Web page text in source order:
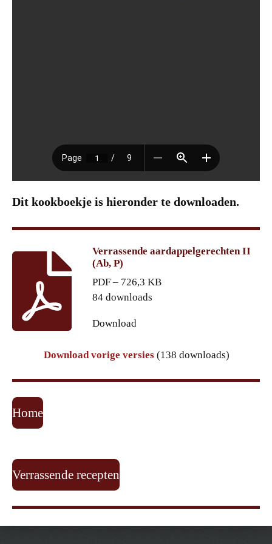
Dit kookboekje is hieronder te downloaden.
Verrassende aardappelgerechten II
(Ab, P)
PDF – 726,3 KB
84 downloads
Download
Download vorige versies (138 downloads)
Home
Verrassende recepten